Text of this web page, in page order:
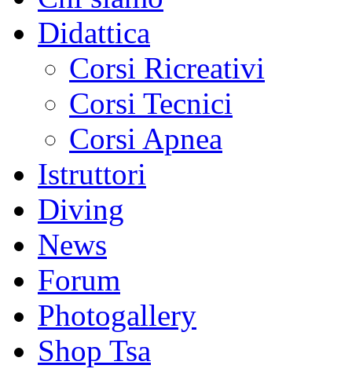
Didattica
Corsi Ricreativi
Corsi Tecnici
Corsi Apnea
Istruttori
Diving
News
Forum
Photogallery
Shop Tsa